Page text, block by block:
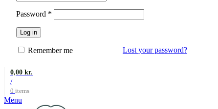
Password *
Log in
Lost your password?
Remember me
0 items
/
0,00 kr.
Menu